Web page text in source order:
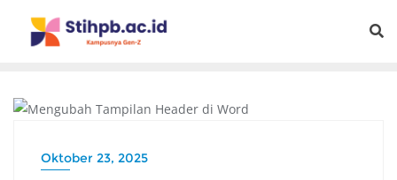
Oktober 23, 2025